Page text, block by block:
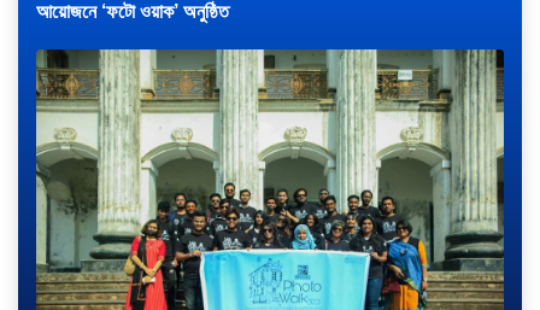
আয়োজনে ‘ফটো ওয়াক’ অনুষ্ঠিত